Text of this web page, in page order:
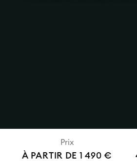
Prix
À PARTIR DE 1 490 €